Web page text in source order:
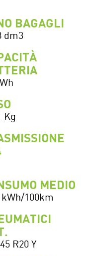
BAGAGLI
dm3
Kg
MEDIO
kWh/100km
R20 Y